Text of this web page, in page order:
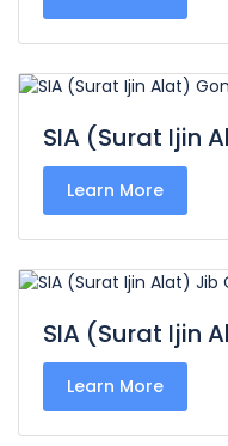
SIA (Surat Ijin
Learn More
SIA (Surat Ijin
Learn More